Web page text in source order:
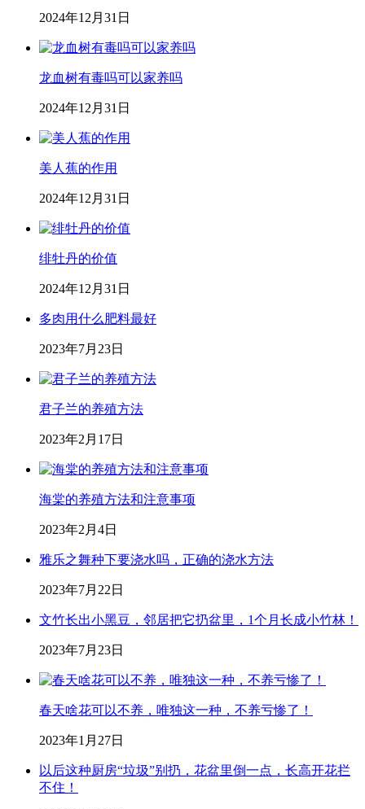
2024年12月31日
龙血树有毒吗可以家养吗
2024年12月31日
美人蕉的作用
2024年12月31日
绯牡丹的价值
2024年12月31日
多肉用什么肥料最好
2023年7月23日
君子兰的养殖方法
2023年2月17日
海棠的养殖方法和注意事项
2023年2月4日
雅乐之舞种下要浇水吗，正确的浇水方法
2023年7月22日
文竹长出小黑豆，邻居把它扔盆里，1个月长成小竹林！
2023年7月23日
春天啥花可以不养，唯独这一种，不养亏惨了！
2023年1月27日
以后这种厨房“垃圾”别扔，花盆里倒一点，长高开花拦
不住！